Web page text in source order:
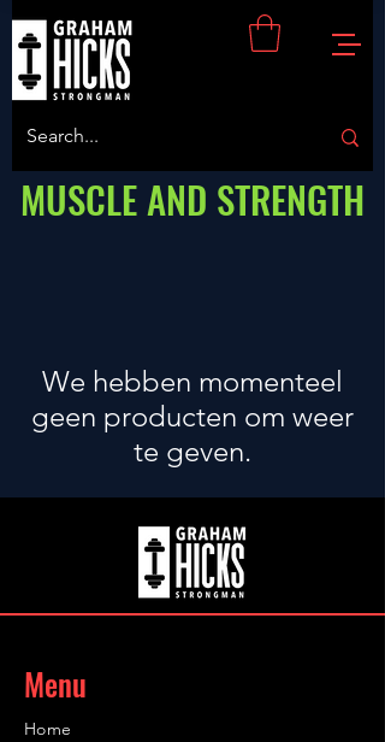
MUSCLE AND STRENGTH
We hebben momenteel
geen producten om weer
te geven.
Menu
Home